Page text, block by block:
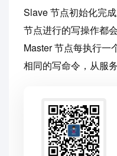
Slave 节点初始化完
节点进行的写操作都
Master 节点每执行一
相同的写命令，从服